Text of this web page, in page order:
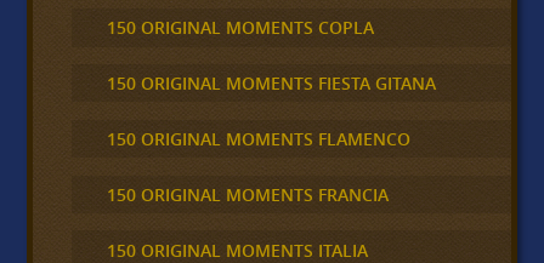
150 ORIGINAL MOMENTS COPLA
150 ORIGINAL MOMENTS FIESTA GITANA
150 ORIGINAL MOMENTS FLAMENCO
150 ORIGINAL MOMENTS FRANCIA
150 ORIGINAL MOMENTS ITALIA